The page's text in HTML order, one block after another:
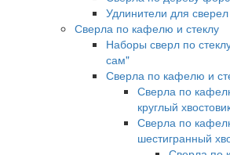
Удлинители для
Сверла по кафелю и стеклу
Наборы сверл по
сам"
Сверла по кафелю и
Сверла по
круглый
Сверла по
шестигранный